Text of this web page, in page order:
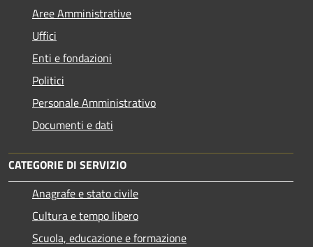
Aree Amministrative
Uffici
Enti e fondazioni
Politici
Personale Amministrativo
Documenti e dati
CATEGORIE DI SERVIZIO
Anagrafe e stato civile
Cultura e tempo libero
Scuola, educazione e formazione